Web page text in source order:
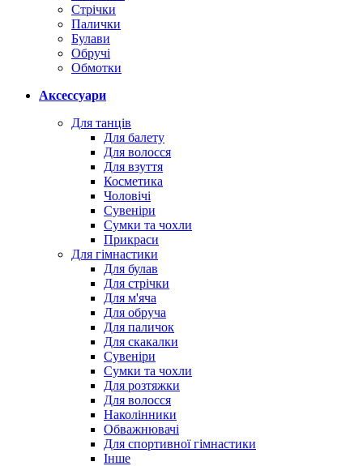
Стрічки
Палички
Булави
Обручі
Обмотки
Аксессуари
Для танців
Для балету
Для волосся
Для взуття
Косметика
Чоловічі
Сувеніри
Сумки та чохли
Прикраси
Для гімнастики
Для булав
Для стрічки
Для м'яча
Для обруча
Для паличок
Для скакалки
Сувеніри
Сумки та чохли
Для розтяжки
Для волосся
Наколінники
Обважнювачі
Для спортивної гімнастики
Інше